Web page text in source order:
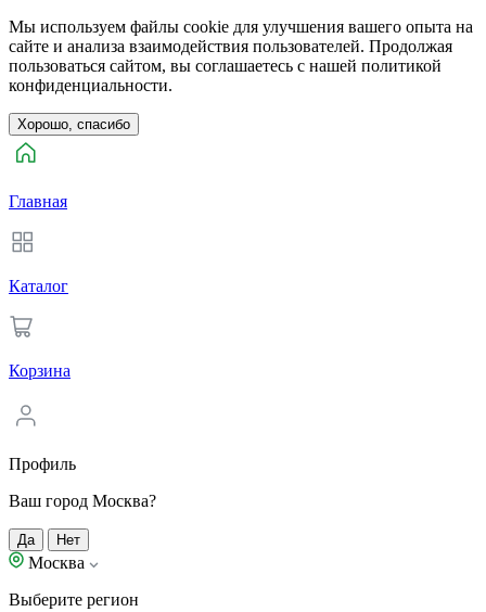
Мы используем файлы cookie для улучшения вашего опыта на
сайте и анализа взаимодействия пользователей. Продолжая
пользоваться сайтом, вы соглашаетесь с нашей политикой
конфиденциальности.
Хорошо, спасибо
Главная
Каталог
Корзина
Профиль
Ваш город Москва?
Да Нет
Москва
Выберите регион